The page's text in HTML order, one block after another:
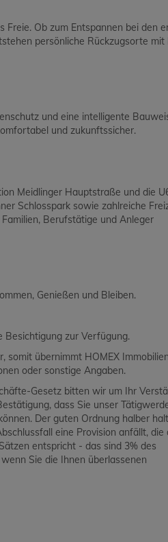
Ob zum Entspannen bei den
persönliche Rückzugsorte mit
und eine intelligente
und zukunftssicher.
Meidlinger Hauptstraße und die
Schlosspark sowie zahlreiche
Berufstätige und Anleger
Genießen und Bleiben.
zur Verfügung.
somit übernimmt HOMEX
oder sonstige Angaben.
Gesetz bitten wir um Ihr
dass Sie unser
Der guten Ordnung halber
eine Provision anfällt, die
entspricht - das sind 3% des
Sie die Ihnen überlassenen